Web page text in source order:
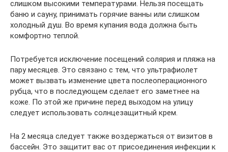
слишком высокими температурами. Нельзя посещать
баню и сауну, принимать горячие ванны или слишком
холодный душ. Во время купания вода должна быть
комфортно теплой.
Потребуется исключение посещений солярия и пляжа на
пару месяцев. Это связано с тем, что ультрафиолет
может вызвать изменение цвета послеоперационного
рубца, что в последующем сделает его заметнее на
коже. По этой же причине перед выходом на улицу
следует использовать солнцезащитный крем.
На 2 месяца следует также воздержаться от визитов в
бассейн. Это защитит вас от присоединения инфекции к